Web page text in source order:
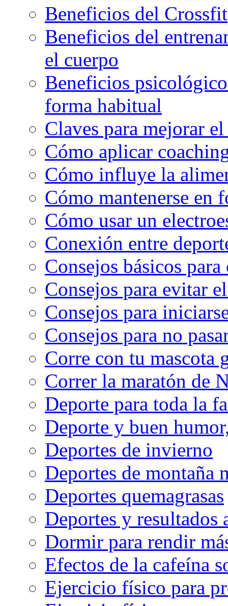
Beneficios del Crossfit
Beneficios del
el cuerpo
Beneficios
forma habitual
Claves para mejorar
Cómo aplicar
Cómo influye la
Cómo mantenerse en
Cómo usar un
Conexión entre
Consejos básicos
Consejos para evitar
Consejos para
Consejos para no
Corre con tu mascota
Correr la maratón de
Deporte para toda la
Deporte y buen
Deportes de invierno
Deportes de montaña
Deportes quemagrasas
Deportes y resultados
Dormir para rendir
Efectos de la cafeína
Ejercicio físico para